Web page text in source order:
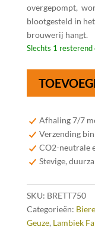
overgepompt,
blootgesteld in
brouwerij hangt.
Slechts 1 resterend
Fabriek
Elle
Oude
Geuze
75cl
Afhaling 7/7
Verzending
CO2-neutrale
Stevige,
SKU: BRETT750
Categorieën:
Geuze, Lambiek